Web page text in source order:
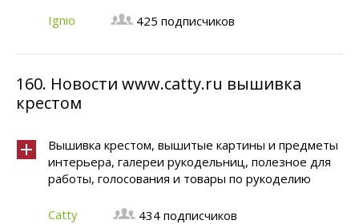
Ignio 425 подписчиков
160. Новости www.catty.ru вышивка
крестом
Вышивка крестом, вышитые картины и предметы
интерьера, галереи рукодельниц, полезное для
работы, голосования и товары по рукоделию
Catty 434 подписчиков